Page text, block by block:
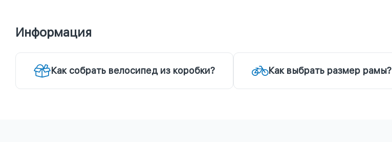
Информация
Как собрать велосипед из коробки? Как выбрать размер рамы?